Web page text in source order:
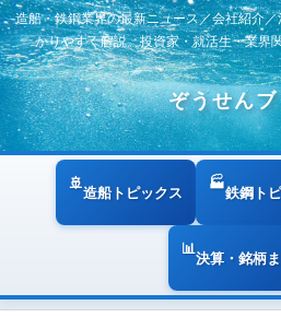
造船・鉄鋼業界の最新ニュース／会社紹介
かりやすく解説。投資家・就活生・業界
ぞうせん
造船トピックス 鉄鋼ト
決算・銘柄